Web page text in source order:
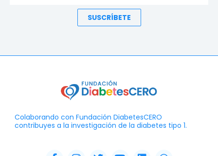
SUSCRÍBETE
Colaborando con Fundación DiabetesCERO
contribuyes a la investigación de la diabetes tipo 1.